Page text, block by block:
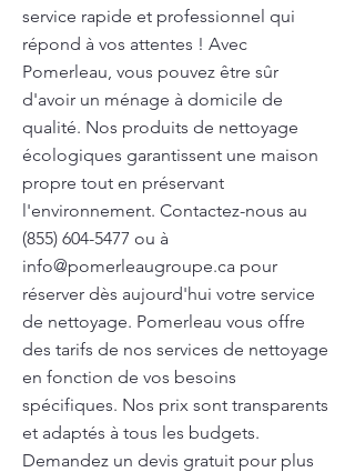
service rapide et professionnel qui
répond à vos attentes ! Avec
Pomerleau, vous pouvez être sûr
d'avoir un ménage à domicile de
qualité. Nos produits de nettoyage
écologiques garantissent une maison
propre tout en préservant
l'environnement. Contactez-nous au
(855) 604-5477 ou à
info@pomerleaugroupe.ca pour
réserver dès aujourd'hui votre service
de nettoyage. Pomerleau vous offre
des tarifs de nos services de nettoyage
en fonction de vos besoins
spécifiques. Nos prix sont transparents
et adaptés à tous les budgets.
Demandez un devis gratuit pour plus